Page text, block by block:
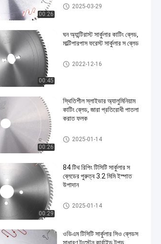
00:26
TCT সার্কুলার করাত ব্লেড
2025-03-29
00:45
ঘন অ্যান্টিরাস্ট সার্কুলার কাটিং ব্লেড,
মাল্টিপারপাস ফরেস্ট সার্কুলার স ব্লেড
TCT সার্কুলার করাত ব্লেড
2022-12-16
00:26
স্থিতিশীল স্লাইভার অ্যালুমিনিয়াম
কাটিং ব্লেড, জারা প্রতিরোধী পাতলা
করাত ফলক
TCT সার্কুলার করাত ব্লেড
2025-01-14
00:29
84 টিথ রিপিং টিসিটি সার্কুলার স
ব্লেডের পুরুত্ব 3.2 মিমি ইস্পাত
উপাদান
TCT সার্কুলার করাত ব্লেড
2025-01-14
ওডিএম টিসিটি সার্কুলার সিও ব্লেডস